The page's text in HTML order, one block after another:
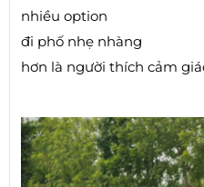
nhiều option
đi phố nhẹ nhàng
hơn là người thích cảm